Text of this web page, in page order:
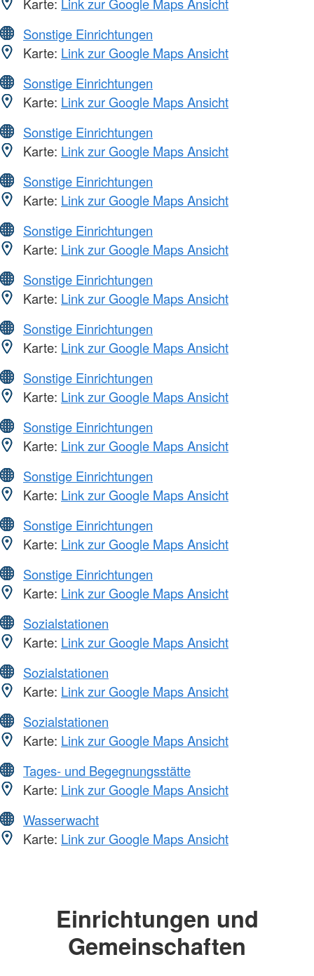
Sonstige Einrichtungen
Karte: Link zur Google Maps Ansicht
Sonstige Einrichtungen
Karte: Link zur Google Maps Ansicht
Sonstige Einrichtungen
Karte: Link zur Google Maps Ansicht
Sonstige Einrichtungen
Karte: Link zur Google Maps Ansicht
Sonstige Einrichtungen
Karte: Link zur Google Maps Ansicht
Sonstige Einrichtungen
Karte: Link zur Google Maps Ansicht
Sonstige Einrichtungen
Karte: Link zur Google Maps Ansicht
Sonstige Einrichtungen
Karte: Link zur Google Maps Ansicht
Sonstige Einrichtungen
Karte: Link zur Google Maps Ansicht
Sonstige Einrichtungen
Karte: Link zur Google Maps Ansicht
Sonstige Einrichtungen
Karte: Link zur Google Maps Ansicht
Sonstige Einrichtungen
Karte: Link zur Google Maps Ansicht
Sozialstationen
Karte: Link zur Google Maps Ansicht
Sozialstationen
Karte: Link zur Google Maps Ansicht
Sozialstationen
Karte: Link zur Google Maps Ansicht
Tages- und Begegnungsstätte
Karte: Link zur Google Maps Ansicht
Wasserwacht
Karte: Link zur Google Maps Ansicht
Einrichtungen und
Gemeinschaften